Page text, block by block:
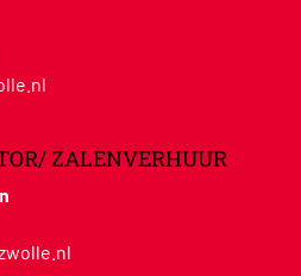
ZALENVERHUUR